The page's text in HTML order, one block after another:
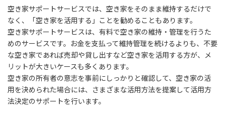
空き家サポートサービスでは、空き家をそのまま維持するだけで
なく、「空き家を活用する」ことを勧めることもあります。
空き家サポートサービスは、有料で空き家の維持・管理を行うた
めのサービスです。お金を支払って維持管理を続けるよりも、不要
な空き家であれば売却や貸し出すなど空き家を活用する方が、メ
リットが大きいケースも多くあります。
空き家の所有者の意志を事前にしっかりと確認して、空き家の活
用を決められた場合には、さまざまな活用方法を提案して活用方
法決定のサポートを行います。